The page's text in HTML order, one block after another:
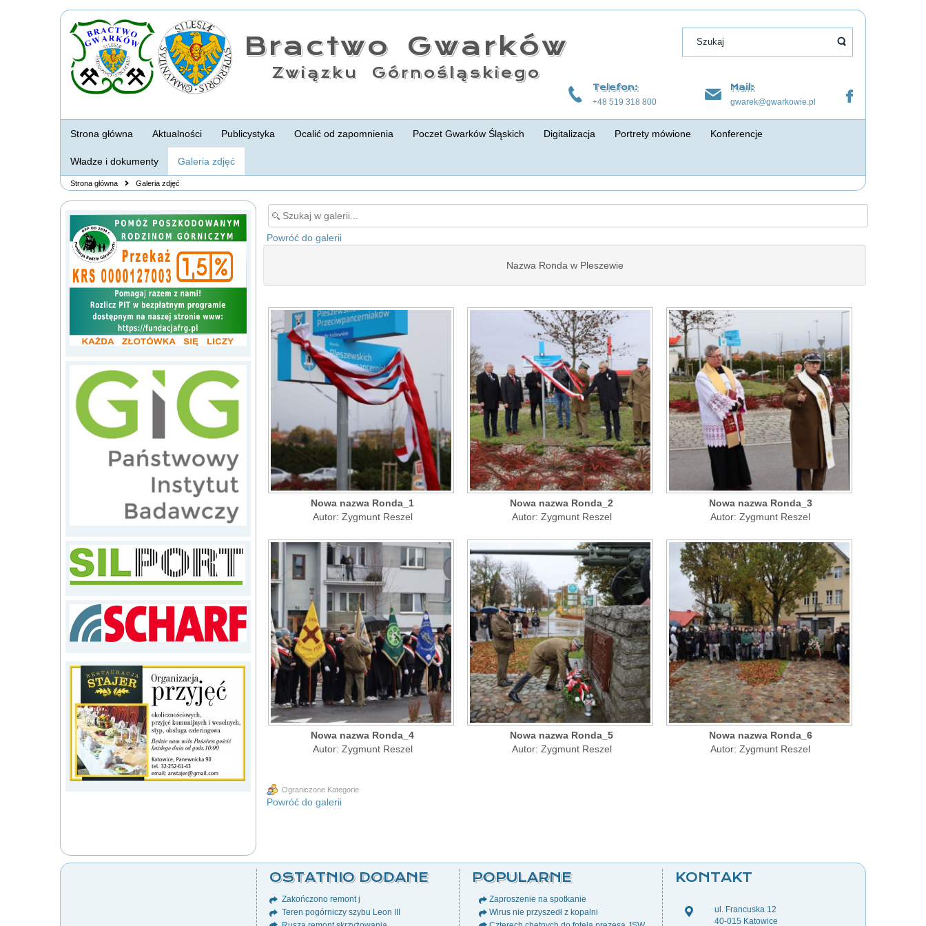
Bractwo Gwarków
Związku Górnośląskiego
Telefon:
+48 519 318 800
Mail:
gwarek@gwarkowie.pl
Strona główna Aktualności Publicystyka Ocalić od zapomnienia Poczet Gwarków Śląskich Digitalizacja Portrety mówione Konferencje
Władze i dokumenty Galeria zdjęć
Strona główna Galeria zdjęć
Powróć do galerii
Nazwa Ronda w Pleszewie
Nowa nazwa Ronda_1
Autor: Zygmunt Reszel
Nowa nazwa Ronda_2
Autor: Zygmunt Reszel
Nowa nazwa Ronda_3
Autor: Zygmunt Reszel
Nowa nazwa Ronda_4
Autor: Zygmunt Reszel
Nowa nazwa Ronda_5
Autor: Zygmunt Reszel
Nowa nazwa Ronda_6
Autor: Zygmunt Reszel
Ograniczone Kategorie
Powróć do galerii
OSTATNIO DODANE
Zakończono remont j
Teren pogórniczy szybu Leon III
POPULARNE
Zaproszenie na spotkanie
Wirus nie przyszedł z kopalni
KONTAKT
ul. Francuska 12
40-015 Katowice